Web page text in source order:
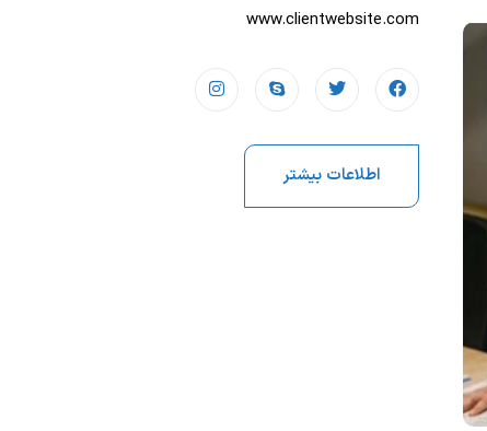
www.clientwebsite.com
اطلاعات بیشتر